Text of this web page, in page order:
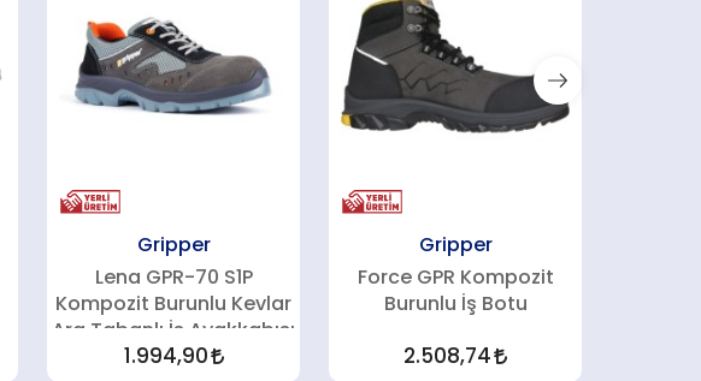
Gripper
Lena GPR-70 S1P
Kompozit Burunlu Kevlar
Ara Tabanlı İş Ayakkabısı
1.994,90
Gripper
Force GPR Kompozit
Burunlu İş Botu
2.508,74